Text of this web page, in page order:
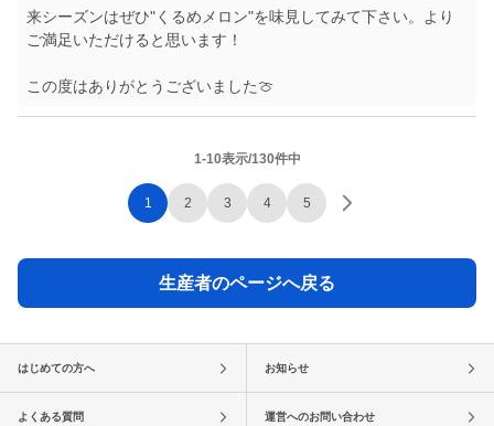
来シーズンはぜひ"くるめメロン"を味見してみて下さい。より
ご満足いただけると思います！
この度はありがとうございました🍈
1-10表示/130件中
1 2 3 4 5
生産者のページへ戻る
はじめての方へ お知らせ
よくある質問 運営へのお問い合わせ